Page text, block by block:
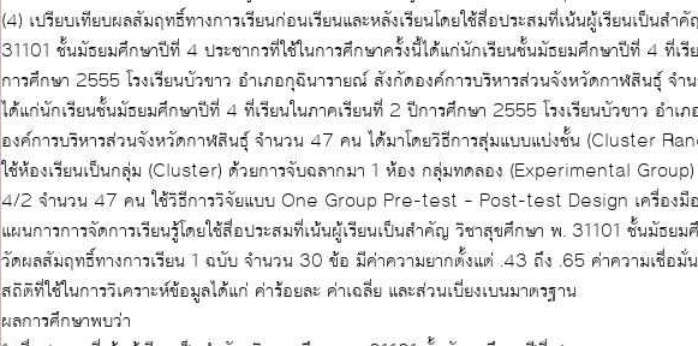
(4) เปรียบเทียบผลสัมฤทธิ์ทางการเรียนก่อนเรียนและหลังเรียนโดยใช้สื่อประสมที่เน้นผู้เรียนเป็นสำคัญ วิชาสุขศึกษา พ.
31101 ชั้นมัธยมศึกษาปีที่ 4 ประชากรที่ใช้ในการศึกษาครั้งนี้ได้แก่นักเรียนชั้นมัธยมศึกษาปีที่ 4 ที่เรียนในภาคเรียนที่ 2 ปี
การศึกษา 2555 โรงเรียนบัวขาว อำเภอกุฉินารายณ์ สังกัดองค์การบริหารส่วนจังหวัดกาฬสินธุ์ จำนวน 440 กลุ่มตัวอย่าง
ได้แก่นักเรียนชั้นมัธยมศึกษาปีที่ 4 ที่เรียนในภาคเรียนที่ 2 ปีการศึกษา 2555 โรงเรียนบัวขาว อำเภอกุฉินารายณ์ สังกัด
องค์การบริหารส่วนจังหวัดกาฬสินธุ์ จำนวน 47 คน ได้มาโดยวิธีการสุ่มแบบแบ่งชั้น (Cluster Random Sampling) โดย
ใช้ห้องเรียนเป็นกลุ่ม (Cluster) ด้วยการจับฉลากมา 1 ห้อง กลุ่มทดลอง (Experimental Group) ได้แก่นักเรียนห้อง
4/2 จำนวน 47 คน ใช้วิธีการวิจัยแบบ One Group Pre-test – Post-test Design เครื่องมือที่ใช้ในการศึกษา ได้แก่
แผนการการจัดการเรียนรู้โดยใช้สื่อประสมที่เน้นผู้เรียนเป็นสำคัญ วิชาสุขศึกษา พ. 31101 ชั้นมัธยมศึกษาปีที่ 4แบบทดสอบ
วัดผลสัมฤทธิ์ทางการเรียน 1 ฉบับ จำนวน 30 ข้อ มีค่าความยากตั้งแต่ .43 ถึง .65 ค่าความเชื่อ
สถิติที่ใช้ในการวิเคราะห์ข้อมูลได้แก่ ค่าร้อยละ ค่าเฉลี่ย และส่วนเบี่ยงเบนมาตรฐาน
ผลการศึกษาพบว่า